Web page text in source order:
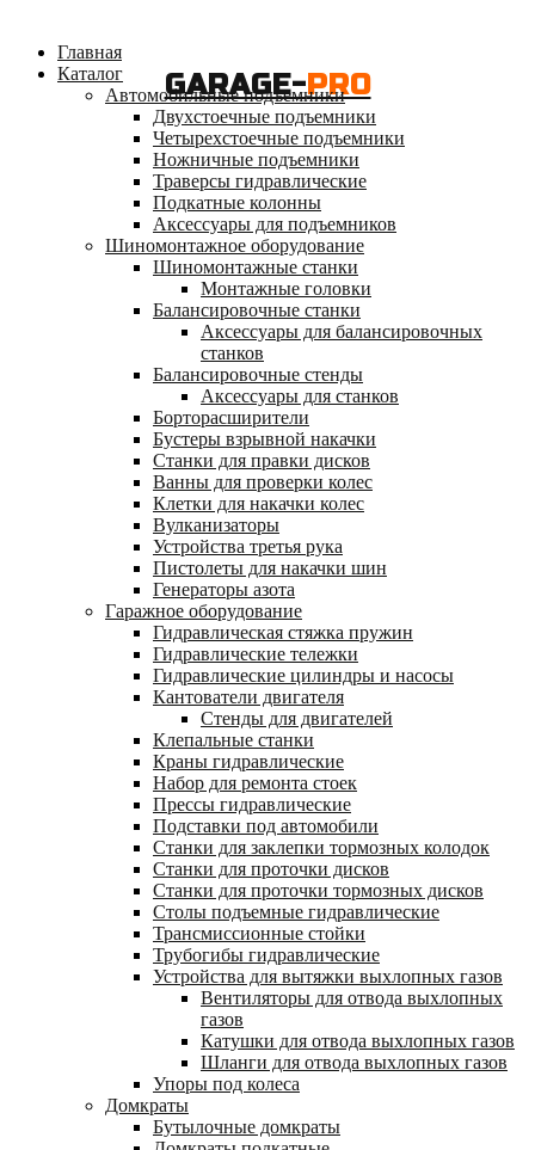
GARAGE-PRO
Главная
Каталог
Автомобильные подъемники
Двухстоечные подъемники
Четырехстоечные подъемники
Ножничные подъемники
Траверсы гидравлические
Подкатные колонны
Аксессуары для подъемников
Шиномонтажное оборудование
Шиномонтажные станки
Монтажные головки
Балансировочные станки
Аксессуары для балансировочных
станков
Балансировочные стенды
Аксессуары для станков
Борторасширители
Бустеры взрывной накачки
Станки для правки дисков
Ванны для проверки колес
Клетки для накачки колес
Вулканизаторы
Устройства третья рука
Пистолеты для накачки шин
Генераторы азота
Гаражное оборудование
Гидравлическая стяжка пружин
Гидравлические тележки
Гидравлические цилиндры и насосы
Кантователи двигателя
Стенды для двигателей
Клепальные станки
Краны гидравлические
Набор для ремонта стоек
Прессы гидравлические
Подставки под автомобили
Станки для заклепки тормозных колодок
Станки для проточки дисков
Станки для проточки тормозных дисков
Столы подъемные гидравлические
Трансмиссионные стойки
Трубогибы гидравлические
Устройства для вытяжки выхлопных газов
Вентиляторы для отвода выхлопных
газов
Катушки для отвода выхлопных газов
Шланги для отвода выхлопных газов
Упоры под колеса
Домкраты
Бутылочные домкраты